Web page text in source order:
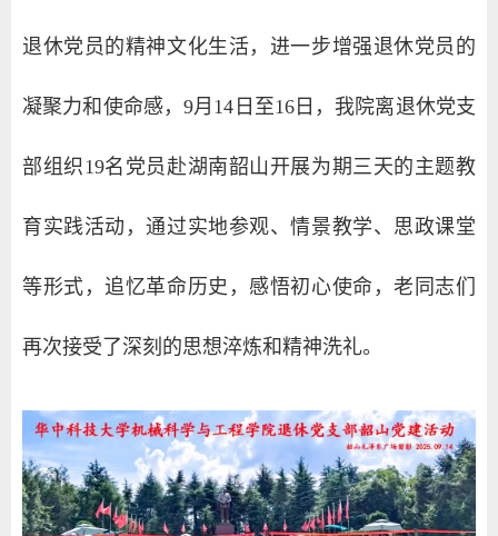
退休党员的精神文化生活，进一步增强退休党员的
凝聚力和使命感，9月14日至16日，我院离退休党支
部组织19名党员赴湖南韶山开展为期三天的主题教
育实践活动，通过实地参观、情景教学、思政课堂
等形式，追忆革命历史，感悟初心使命，老同志们
再次接受了深刻的思想淬炼和精神洗礼。